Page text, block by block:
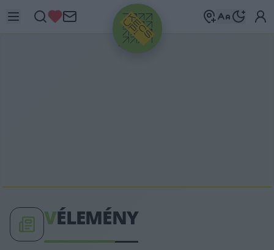
HIRDETÉS
VÉLEMÉNY